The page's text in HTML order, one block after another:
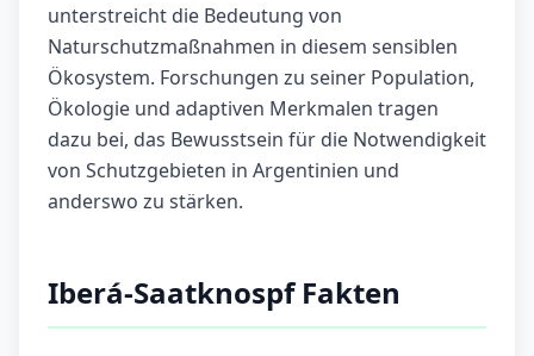
unterstreicht die Bedeutung von
Naturschutzmaßnahmen in diesem sensiblen
Ökosystem. Forschungen zu seiner Population,
Ökologie und adaptiven Merkmalen tragen
dazu bei, das Bewusstsein für die Notwendigkeit
von Schutzgebieten in Argentinien und
anderswo zu stärken.
Iberá-Saatknospf Fakten